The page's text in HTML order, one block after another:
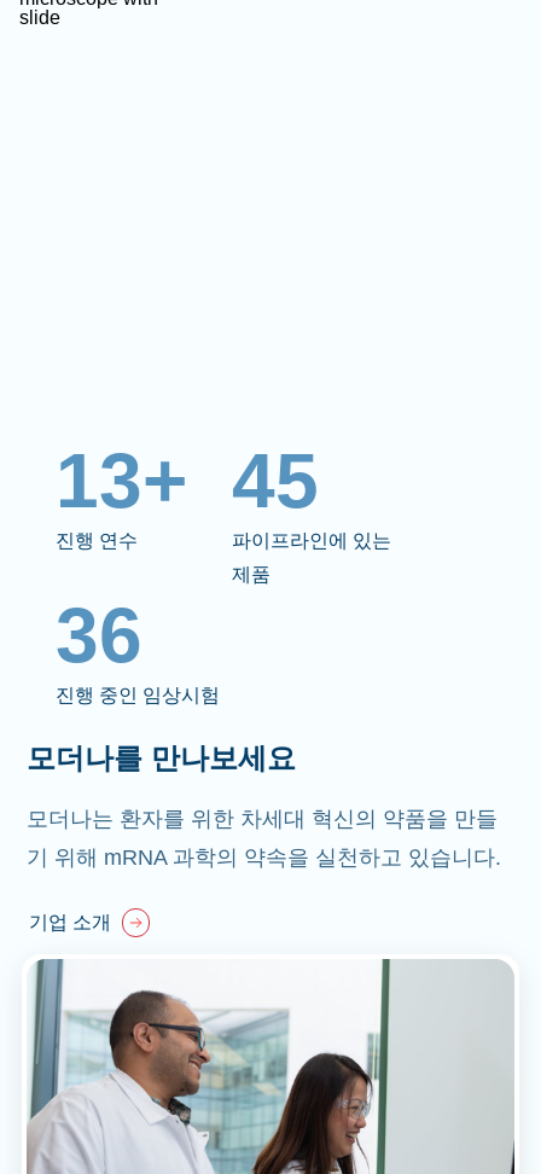
13+
진행 연수
45
파이프라인에 있는
제품
36
진행 중인 임상시험
모더나를 만나보세요
모더나는 환자를 위한 차세대 혁신의 약품을 만들
기 위해 mRNA 과학의 약속을 실천하고 있습니다.
기업 소개